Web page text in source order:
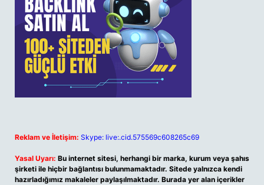
Reklam ve İletişim: Skype: live:.cid.575569c608265c69
Yasal Uyarı: Bu internet sitesi, herhangi bir marka, kurum veya şahıs
şirketi ile hiçbir bağlantısı bulunmamaktadır. Sitede yalnızca kendi
hazırladığımız makaleler paylaşılmaktadır. Burada yer alan içerikler